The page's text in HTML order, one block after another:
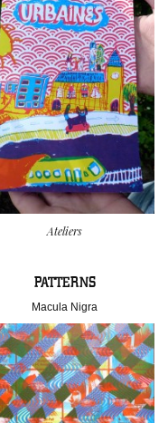
Ateliers
PATTERNS
Macula Nigra